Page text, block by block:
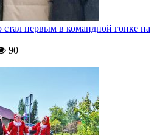
первым в командной гонке на
90